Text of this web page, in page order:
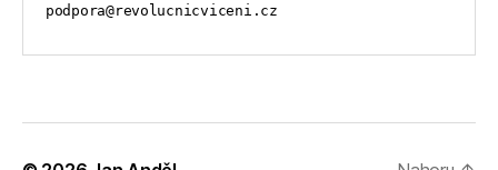
podpora@revolucnicviceni.cz